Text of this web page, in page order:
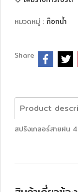
หมวดหมู่ : ก๊อกน้ำ
Share
Product
สปริงเกลอร์สายฝน